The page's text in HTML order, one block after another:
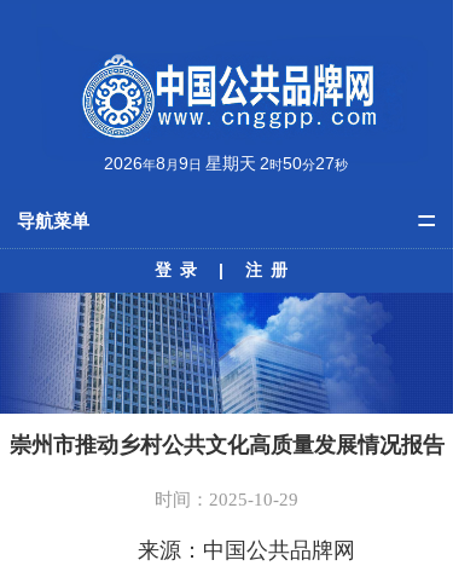
=
品牌资讯
公共品牌
最美榜单
登录 | 注册
2026年8 月9日 星期天 2时50分28秒
导航菜单
崇州市推动乡村公共文化高质量发展情况报告
时间：2025-10-29
来源：中国公共品牌网